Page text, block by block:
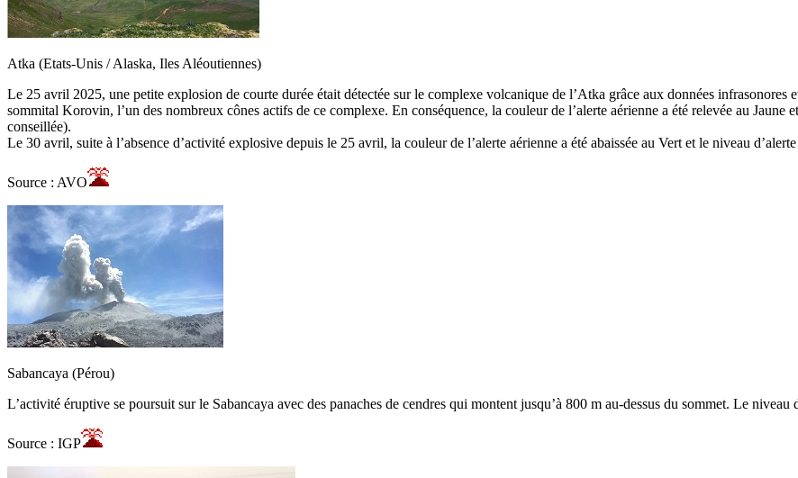
Atka (Etats-Unis / Alaska, Iles Aléoutiennes)
Le 25 avril 2025, une petite explosion de courte durée était détectée sur le complexe volcanique de l’Atka grâce aux données
sommital Korovin, l’un des nombreux cônes actifs de ce complexe. En conséquence, la couleur de l’alerte aérienne a été relevée au
conseillée).
Le 30 avril, suite à l’absence d’activité explosive depuis le 25 avril, la couleur de l’alerte aérienne a été abaissée au Vert et le niveau
Source : AVO
Sabancaya (Pérou)
L’activité éruptive se poursuit sur le Sabancaya avec des panaches de cendres qui montent jusqu’à 800 m au-dessus du sommet. Le
Source : IGP